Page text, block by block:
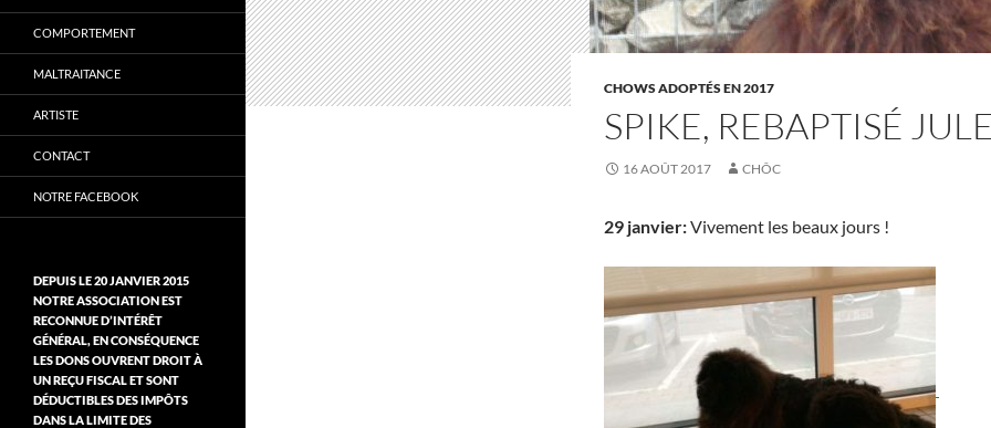
CHOWS ADOPTÉS EN 2017
SPIKE, REBAPTISÉ
16 AOÛT 2017 CHÔC
29 janvier:Vivement les beaux jours !
COMPORTEMENT
MALTRAITANCE
ARTISTE
CONTACT
NOTRE FACEBOOK
DEPUIS LE 20 JANVIER 2015
NOTRE ASSOCIATION EST
RECONNUE D’INTÉRÊT
GÉNÉRAL, EN CONSÉQUENCE
LES DONS OUVRENT DROIT À
UN REÇU FISCAL ET SONT
DÉDUCTIBLES DES IMPÔTS
DANS LA LIMITE DES